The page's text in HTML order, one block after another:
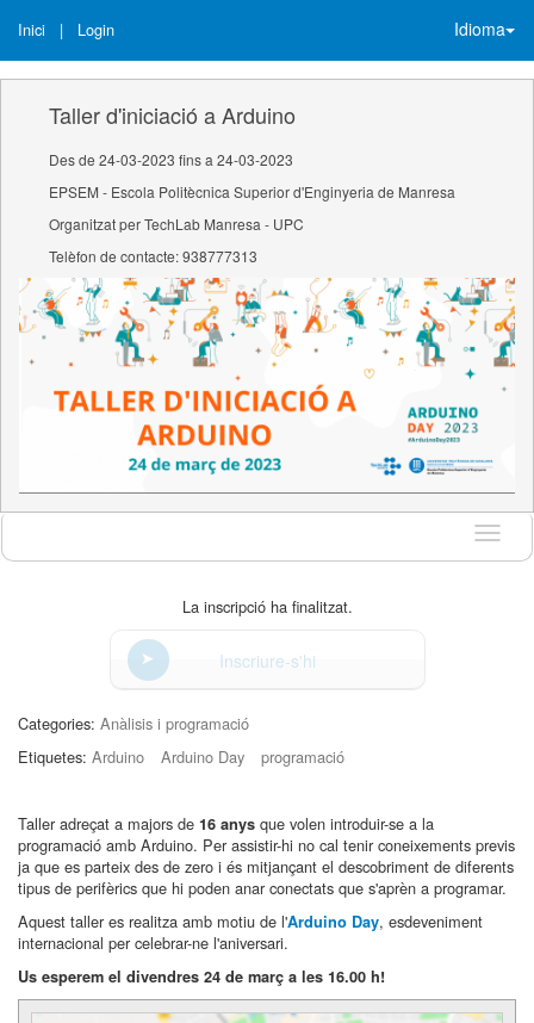
Inici | Login Idioma
Taller d'iniciació a Arduino
Des de 24-03-2023 fins a 24-03-2023
EPSEM - Escola Politècnica Superior d'Enginyeria de Manresa
Organitzat per TechLab Manresa - UPC
Telèfon de contacte: 938777313
Idioma
La inscripció ha finalitzat.
Inscriure-s'hi
Categories: Anàlisis i programació
Etiquetes: Arduino Arduino Day programació
Taller adreçat a majors de 16 anys que volen introduir-se a la
programació amb Arduino. Per assistir-hi no cal tenir coneixements previs
ja que es parteix des de zero i és mitjançant el descobriment de diferents
tipus de perifèrics que hi poden anar conectats que s'aprèn a programar.
Aquest taller es realitza amb motiu de l'Arduino Day, esdeveniment
internacional per celebrar-ne l'aniversari.
Us esperem el divendres 24 de març a les 16.00 h!